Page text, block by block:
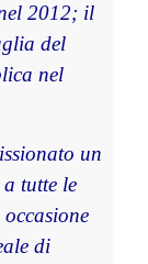
2012; il
del
nel
un
tutte le
di